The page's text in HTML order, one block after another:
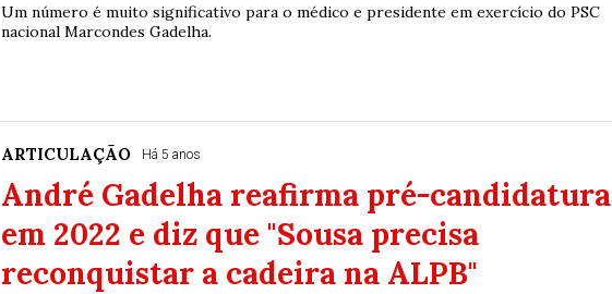
Um número é muito significativo para o médico e presidente em exercício do PSC
nacional Marcondes Gadelha.
ARTICULAÇÃO Há 5 anos
André Gadelha reafirma pré-candidatura
em 2022 e diz que "Sousa precisa
reconquistar a cadeira na ALPB"